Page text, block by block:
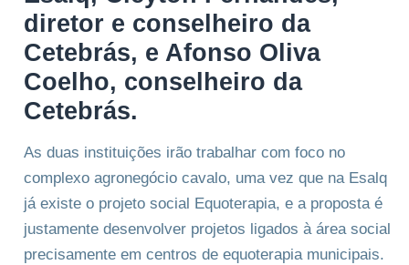
diretor e conselheiro da
Cetebrás, e Afonso Oliva
Coelho, conselheiro da
Cetebrás.
As duas instituições irão trabalhar com foco no
complexo agronegócio cavalo, uma vez que na Esalq
já existe o projeto social Equoterapia, e a proposta é
justamente desenvolver projetos ligados à área social
precisamente em centros de equoterapia municipais.